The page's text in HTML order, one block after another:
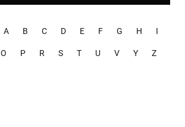
A B C D E F G H I
O P R S T U V Y Z